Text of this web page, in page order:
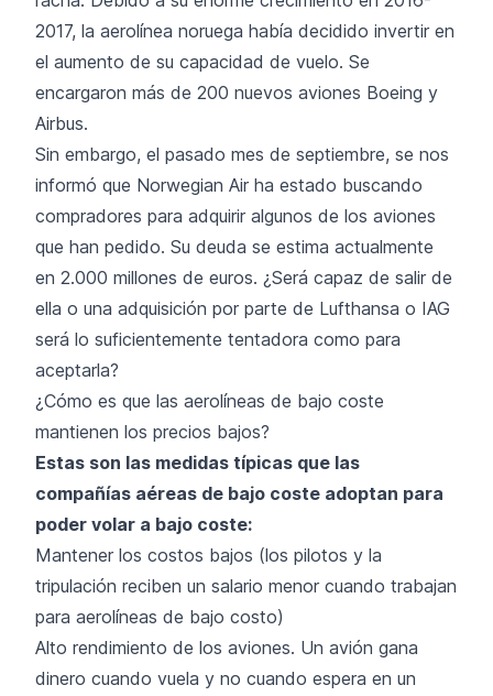
2017, la aerolínea noruega había decidido invertir en
el aumento de su capacidad de vuelo. Se
encargaron más de 200 nuevos aviones Boeing y
Airbus.
Sin embargo, el pasado mes de septiembre, se nos
informó que Norwegian Air ha estado buscando
compradores para adquirir algunos de los aviones
que han pedido. Su deuda se estima actualmente
en 2.000 millones de euros. ¿Será capaz de salir de
ella o una adquisición por parte de Lufthansa o IAG
será lo suficientemente tentadora como para
aceptarla?
¿Cómo es que las aerolíneas de bajo coste
mantienen los precios bajos?
Estas son las medidas típicas que las
compañías aéreas de bajo coste adoptan para
poder volar a bajo coste:
Mantener los costos bajos (los pilotos y la
tripulación reciben un salario menor cuando trabajan
para aerolíneas de bajo costo)
Alto rendimiento de los aviones. Un avión gana
dinero cuando vuela y no cuando espera en un